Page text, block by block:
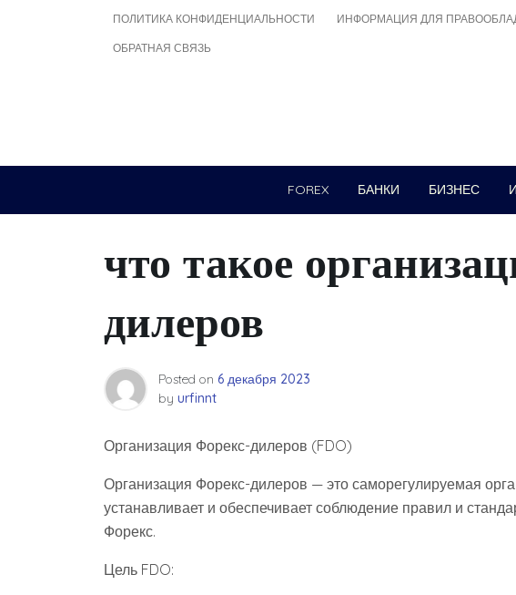
ПОЛИТИКА КОНФИДЕНЦИАЛЬНОСТИ ИНФОРМАЦИЯ ДЛЯ
ОБРАТНАЯ СВЯЗЬ
FOREX БАНКИ БИЗНЕС
что такое
дилеров
Posted on 6 декабря 2023
by urfinnt
Организация Форекс-дилеров (FDO)
Организация Форекс-дилеров — это саморегулируемая
устанавливает и обеспечивает соблюдение правил и
Форекс.
Цель FDO: